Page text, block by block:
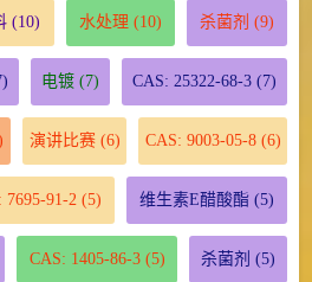
(10) 水处理 (10) 杀菌剂 (9)
电镀 (7) CAS: 25322-68-3 (7)
演讲比赛(6) CAS: 9003-05-8(6)
7695-91-2 (5) 维生素E醋酸酯 (5)
CAS: 1405-86-3(5) 杀菌剂 (5)